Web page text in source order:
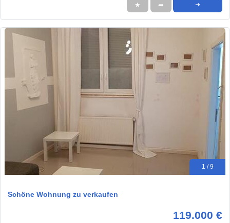
★ ➦ ➜
1 / 9
Schöne Wohnung zu verkaufen
119.000 €